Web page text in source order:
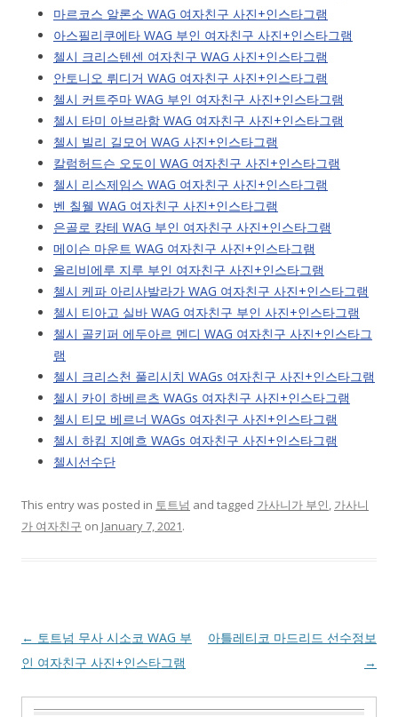
마르코스 알론소 WAG 여자친구 사진+인스타그램
아스필리쿠에타 WAG 부인 여자친구 사진+인스타그램
첼시 크리스텐센 여자친구 WAG 사진+인스타그램
안토니오 뤼디거 WAG 여자친구 사진+인스타그램
첼시 커트주마 WAG 부인 여자친구 사진+인스타그램
첼시 타미 아브라함 WAG 여자친구 사진+인스타그램
첼시 빌리 길모어 WAG 사진+인스타그램
칼럼허드슨 오도이 WAG 여자친구 사진+인스타그램
첼시 리스제임스 WAG 여자친구 사진+인스타그램
벤 칠웰 WAG 여자친구 사진+인스타그램
은골로 캉테 WAG 부인 여자친구 사진+인스타그램
메이슨 마운트 WAG 여자친구 사진+인스타그램
올리비에루 지루 부인 여자친구 사진+인스타그램
첼시 케파 아리사발라가 WAG 여자친구 사진+인스타그램
첼시 티아고 실바 WAG 여자친구 부인 사진+인스타그램
첼시 골키퍼 에두아르 멘디 WAG 여자친구 사진+인스타그
램
첼시 크리스천 풀리시치 WAGs 여자친구 사진+인스타그램
첼시 카이 하베르츠 WAGs 여자친구 사진+인스타그램
첼시 티모 베르너 WAGs 여자친구 사진+인스타그램
첼시 하킴 지예흐 WAGs 여자친구 사진+인스타그램
첼시선수단
This entry was posted in 토트넘 and tagged 가사니가 부인, 가사니
가 여자친구 on January 7, 2021.
Post
navigation
← 토트넘 무사 시소코 WAG 부
인 여자친구 사진+인스타그램
아틀레티코 마드리드 선수정보
→